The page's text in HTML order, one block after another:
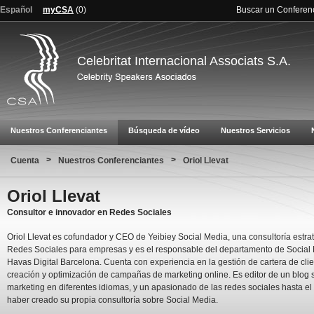
Español myCSA (0) Buscar un
Celebritat Internacional Associats S.A.
Nuestros Conferenciantes Búsqueda de vídeo Nuestros Servicios
Cuenta > Nuestros Conferenciantes > Oriol Llevat
Oriol Llevat
Consultor e innovador en Redes Sociales
Oriol Llevat es cofundador y CEO de Yeibiey Social Media, una consultoría
Redes Sociales para empresas y es el responsable del departamento de Social
Havas Digital Barcelona. Cuenta con experiencia en la gestión de cartera de
creación y optimización de campañas de marketing online. Es editor de un blog
marketing en diferentes idiomas, y un apasionado de las redes sociales hasta el
haber creado su propia consultoría sobre Social Media.